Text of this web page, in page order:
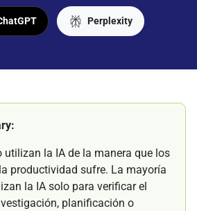
Perplexity
utilizan la IA de la manera que los
productividad sufre. La mayoría
la IA solo para verificar el
planificación o